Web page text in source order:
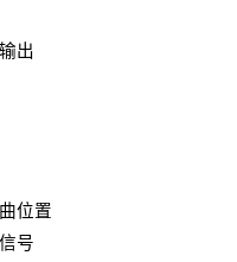
出
位置
号